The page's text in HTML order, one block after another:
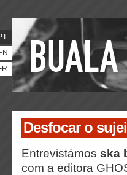
Desfocar o
Entrevistámos ska
com a editora